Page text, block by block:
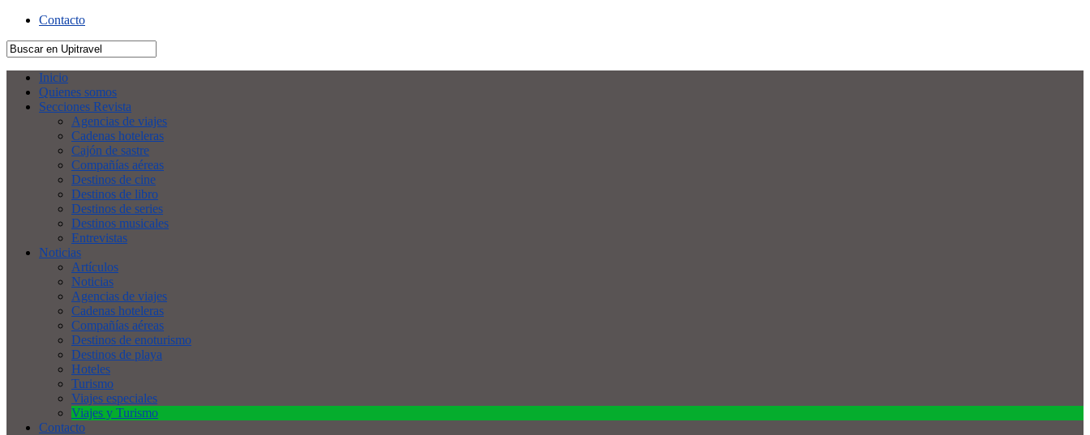
Contacto
Inicio
Quienes somos
Secciones Revista
Agencias de viajes
Cadenas hoteleras
Cajón de sastre
Compañías aéreas
Destinos de cine
Destinos de libro
Destinos de series
Destinos musicales
Entrevistas
Noticias
Artículos
Noticias
Agencias de viajes
Cadenas hoteleras
Compañías aéreas
Destinos de enoturismo
Destinos de playa
Hoteles
Turismo
Viajes especiales
Viajes y Turismo
Contacto